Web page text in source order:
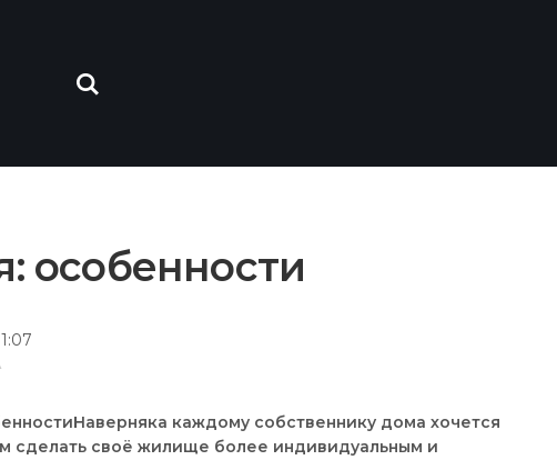
особенности
Наверняка каждому собственнику дома хочется
сделать своё жилище более индивидуальным и